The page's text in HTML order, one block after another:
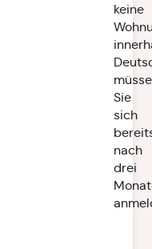
keine
Sie
sich
nach
drei